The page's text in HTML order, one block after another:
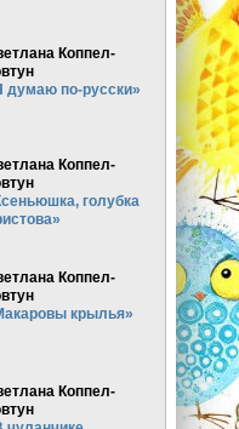
Коппел-
думаю по-русски»
Коппел-
голубка
Коппел-
крылья»
Коппел-